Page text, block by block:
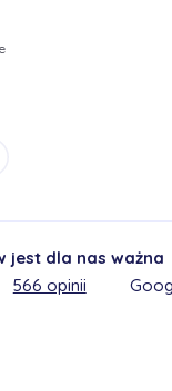
jest dla nas ważna
566 opinii